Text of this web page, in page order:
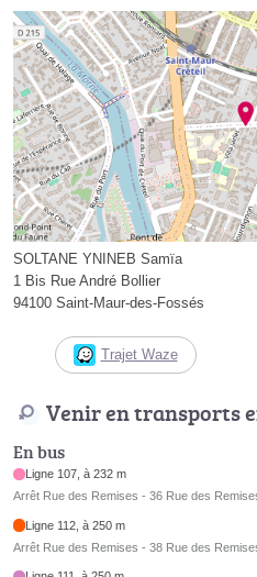
SOLTANE YNINEB Samïa
1 Bis Rue André Bollier
94100 Saint-Maur-des-Fossés
Trajet Waze
Venir en transports
En bus
Ligne 107, à 232 m
Arrêt Rue des Remises - 36 Rue des
Ligne 112, à 250 m
Arrêt Rue des Remises - 38 Rue des